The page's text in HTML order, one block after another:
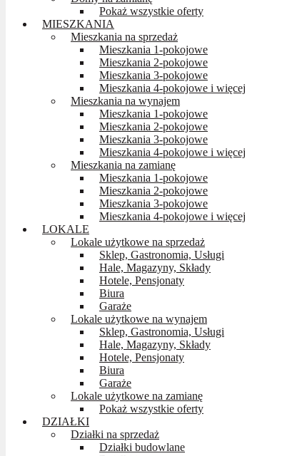
Pokaż wszystkie oferty
MIESZKANIA
Mieszkania na sprzedaż
Mieszkania 1-pokojowe
Mieszkania 2-pokojowe
Mieszkania 3-pokojowe
Mieszkania 4-pokojowe i więcej
Mieszkania na wynajem
Mieszkania 1-pokojowe
Mieszkania 2-pokojowe
Mieszkania 3-pokojowe
Mieszkania 4-pokojowe i więcej
Mieszkania na zamianę
Mieszkania 1-pokojowe
Mieszkania 2-pokojowe
Mieszkania 3-pokojowe
Mieszkania 4-pokojowe i więcej
LOKALE
Lokale użytkowe na sprzedaż
Sklep, Gastronomia, Usługi
Hale, Magazyny, Składy
Hotele, Pensjonaty
Biura
Garaże
Lokale użytkowe na wynajem
Sklep, Gastronomia, Usługi
Hale, Magazyny, Składy
Hotele, Pensjonaty
Biura
Garaże
Lokale użytkowe na zamianę
Pokaż wszystkie oferty
DZIAŁKI
Działki na sprzedaż
Działki budowlane